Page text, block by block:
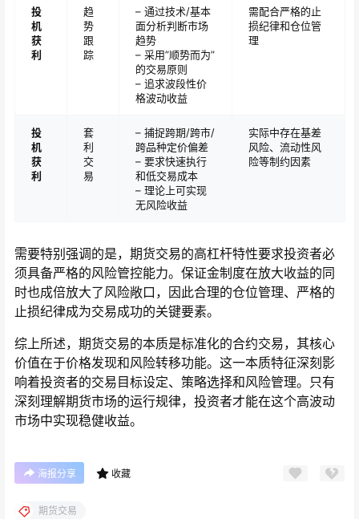
投
机
获
利
趋
势
跟
踪
– 通过技术/基本
面分析判断市场
趋势
– 采用”顺势而为”
的交易原则
– 追求波段性价
格波动收益
需配合严格的止
损纪律和仓位管
理
投
机
获
利
套
利
交
易
– 捕捉跨期/跨市/
跨品种定价偏差
– 要求快速执行
和低交易成本
– 理论上可实现
无风险收益
实际中存在基差
风险、流动性风
险等制约因素
需要特别强调的是，期货交易的高杠杆特性要求投资者必
须具备严格的风险管控能力。保证金制度在放大收益的同
时也成倍放大了风险敞口，因此合理的仓位管理、严格的
止损纪律成为交易成功的关键要素。
综上所述，期货交易的本质是标准化的合约交易，其核心
价值在于价格发现和风险转移功能。这一本质特征深刻影
响着投资者的交易目标设定、策略选择和风险管理。只有
深刻理解期货市场的运行规律，投资者才能在这个高波动
市场中实现稳健收益。
海报分享 收藏
期货交易